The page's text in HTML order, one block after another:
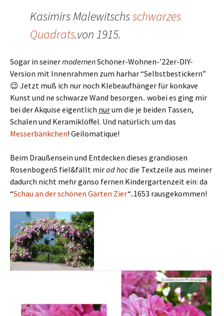
Kasimirs Malewitschsschwarzes
Quadrats.von 1915.
Sogar in seinermodernenSchöner-Wohnen-’22er-DIY-
Version mit Innenrahmen zum harhar “Selbstbestickern”
😉 Jetzt muß ich nur noch Klebeaufhänger für konkave
Kunst und ne schwarze Wand besorgen.. wobei es ging mir
bei der Akquise eigentlich nurum die je beiden Tassen,
Schalen und Keramiklöffel. Und natürlich: um das
Messerbänkchen! Geilomatique!
Beim Draußensein und Entdecken dieses grandiosen
RosenbogenS fiel&fällt mirad hocdie Textzeile aus meiner
dadurch nicht mehr ganso fernen Kindergartenzeit ein: da
“Schau an der schönen Gärten Zier“..1653 rausgekommen!